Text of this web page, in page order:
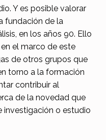
Y es posible valorar
fundación de la
en los años 90. Ello
el marco de este
de otros grupos que
torno a la formación
contribuir al
de la novedad que
investigación o estudio